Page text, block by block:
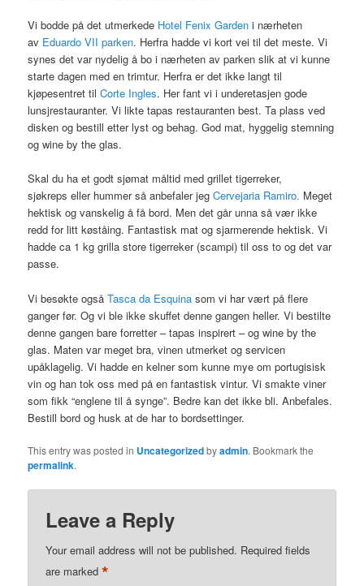
Vi bodde på det utmerkede Hotel Fenix Garden i nærheten
av Eduardo VII parken. Herfra hadde vi kort vei til det meste. Vi
synes det var nydelig å bo i nærheten av parken slik at vi kunne
starte dagen med en trimtur. Herfra er det ikke langt til
kjøpesentret tilCorte Ingles. Her fant vi i underetasjen gode
lunsjrestauranter. Vi likte tapas restauranten best. Ta plass ved
disken og bestill etter lyst og behag. God mat, hyggelig stemning
og wine by the glas.
Skal du ha et godt sjømat måltid med grillet tigerreker,
sjøkreps eller hummer så anbefaler jegCervejaria Ramiro. Meget
hektisk og vanskelig å få bord. Men det går unna så vær ikke
redd for litt køståing. Fantastisk mat og sjarmerende hektisk. Vi
hadde ca 1 kg grilla store tigerreker (scampi) til oss to og det var
passe.
Vi besøkte ogsåTasca da Esquina som vi har vært på flere
ganger før. Og vi ble ikke skuffet denne gangen heller. Vi bestilte
denne gangen bare forretter – tapas inspirert – og wine by the
glas. Maten var meget bra, vinen utmerket og servicen
upåklagelig. Vi hadde en kelner som kunne mye om portugisisk
vin og han tok oss med på en fantastisk vintur. Vi smakte viner
som fikk “englene til å synge”. Bedre kan det ikke bli. Anbefales.
Bestill bord og husk at de har to bordsettinger.
This entry was posted in Uncategorizedbyadmin. Bookmark the
permalink.
Leave a Reply
Your email address will not be published. Required fields
are marked*